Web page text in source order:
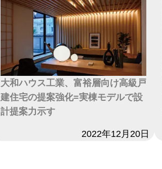
大和ハウス工業、富裕層向け高級戸
建住宅の提案強化=実棟モデルで設
計提案力示す
2022年12月20日